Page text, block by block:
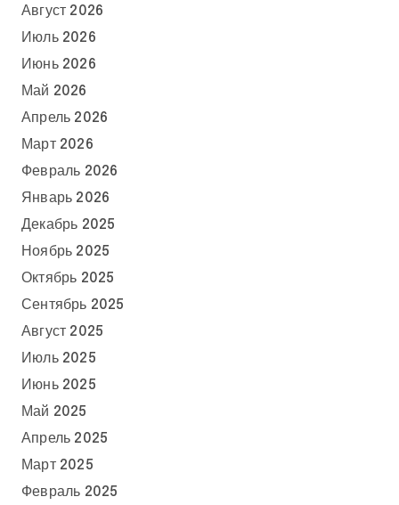
Август 2026
Июль 2026
Июнь 2026
Май 2026
Апрель 2026
Март 2026
Февраль 2026
Январь 2026
Декабрь 2025
Ноябрь 2025
Октябрь 2025
Сентябрь 2025
Август 2025
Июль 2025
Июнь 2025
Май 2025
Апрель 2025
Март 2025
Февраль 2025